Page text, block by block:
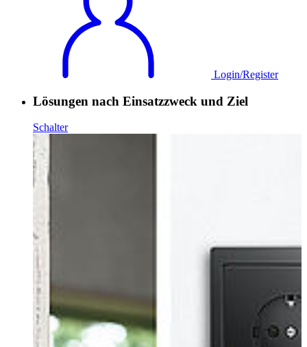
Login/Register
Lösungen nach Einsatzzweck und Ziel
Schalter